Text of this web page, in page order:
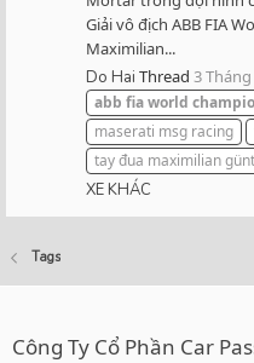
Giải vô địch ABB FIA
Maximilian...
Do Hai Thread 3
abb fiaworld
maserati msg racing
tay đua maximilian
XE KHÁC
Tags
Công Ty Cổ Phần Car